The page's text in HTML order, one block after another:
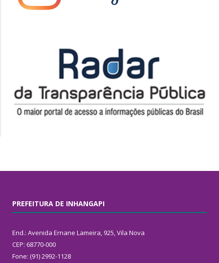
PREFEITURA DE INHANGAPI
End.: Avenida Ernane Lameira, 925, Vila Nova
CEP: 68770-000
Fone: (91) 2992-1128